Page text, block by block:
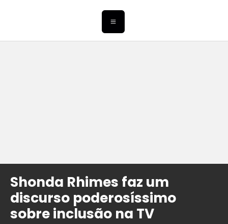
Shonda Rhimes faz um
discurso poderosíssimo
sobre inclusão na TV